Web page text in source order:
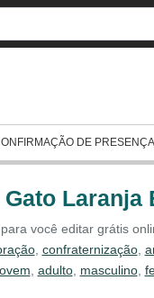
DE PRESENÇA
Laranja
você editar grátis
, confraternização,
adulto, masculino,